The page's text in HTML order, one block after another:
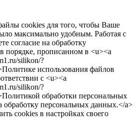
cookies для того, чтобы Ваше
максимально удобным. Работая с
согласие на обработку
порядке, прописанном в <u><a
silikon/?
использования файлов
с <u><a
silikon/?
обработки персональных
обработку персональных данных.</a>
cookies в настройках своего